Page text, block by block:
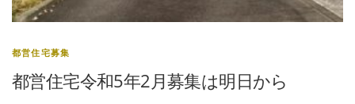
都営住宅募集
都営住宅令和5年2月募集は明日から